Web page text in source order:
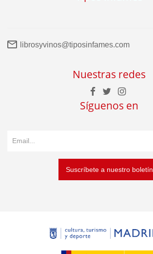
librosyvinos@tiposinfames.com
Nuestras redes
Síguenos en
Suscríbete a nuestro boletín